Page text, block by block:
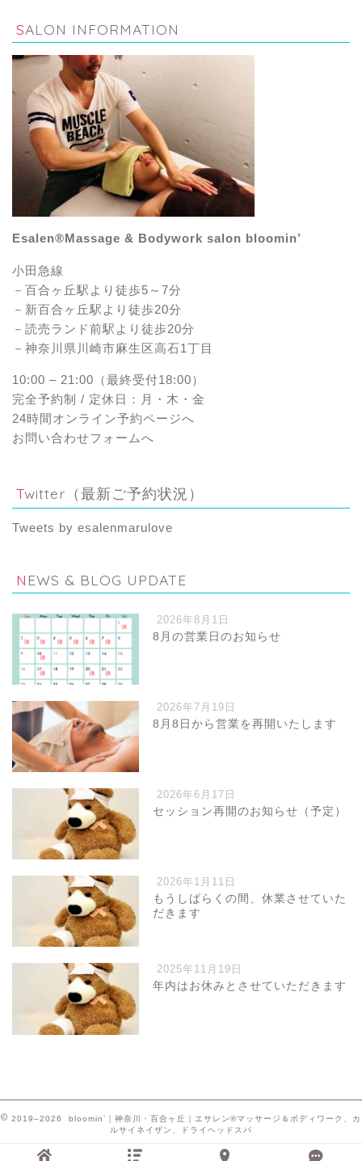
SALON INFORMATION
Esalen®Massage & Bodywork salon bloomin’
小田急線
－百合ヶ丘駅より徒歩5～7分
－新百合ヶ丘駅より徒歩20分
－読売ランド前駅より徒歩20分
－神奈川県川崎市麻生区高石1丁目
10:00 – 21:00（最終受付18:00）
完全予約制 / 定休日：月・木・金
24時間オンライン予約ページへ
お問い合わせフォームへ
Twitter（最新ご予約状況）
Tweets by esalenmarulove
NEWS & BLOG UPDATE
2026年8月1日
8月の営業日のお知らせ
2026年7月19日
8月8日から営業を再開いたします
2026年6月17日
セッション再開のお知らせ（予定）
2026年1月11日
もうしばらくの間、休業させていた
だきます
2025年11月19日
年内はお休みとさせていただきます
2019–2026 bloomin’｜神奈川・百合ヶ丘｜エサレン®マッサージ＆ボディワーク、カ
ルサイネイザン、ドライヘッドスパ